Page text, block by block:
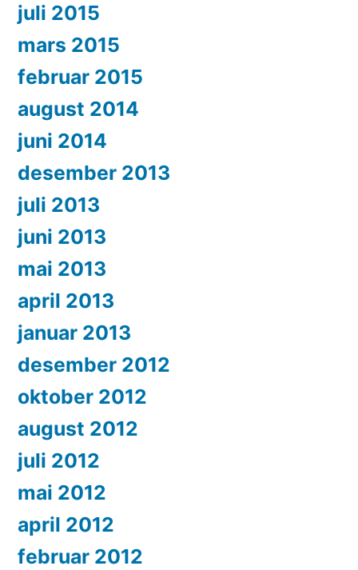
juli 2015
mars 2015
februar 2015
august 2014
juni 2014
desember 2013
juli 2013
juni 2013
mai 2013
april 2013
januar 2013
desember 2012
oktober 2012
august 2012
juli 2012
mai 2012
april 2012
februar 2012